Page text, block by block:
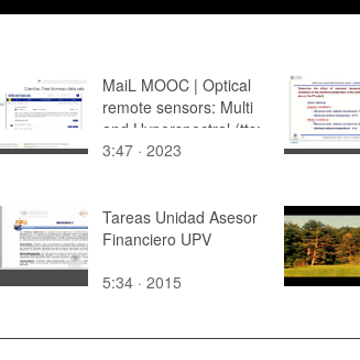
MaiL MOOC | Optical
remote sensors: Multi
and Hyperspectral (tts:
en)
3:47 · 2023
Tareas Unidad Asesor
Financiero UPV
5:34 · 2015